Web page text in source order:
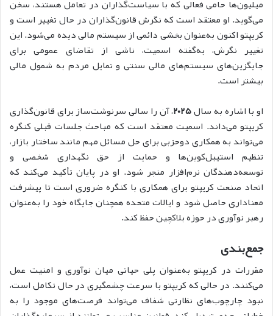
میلیون‌ها حامی فعالی که با سیاست‌گذاران در تعامل هستند، سخن
می‌گوید. او معتقد است که نگرش قانون‌گذاران در حال تغییر است و
کریپتو اکنون به‌عنوان بخشی دائمی از سیستم مالی دیده می‌شود. این
تغییر نگرش، به‌گفته اسمیت، ناشی از تقاضای عمومی برای
جایگزین‌های سیستم‌های مالی سنتی و تمایل مردم به شمول مالی
بیشتر است.
او با اشاره به سال۲۰۲۵، آن را سالی سرنوشت‌ساز برای قانون‌گذاری
کریپتو می‌داند. اسمیت معتقد است که مباحث جلسات قبلی کنگره
می‌تواند به همکاری دوحزبی برای حل مسائل مهم مانند ساختار بازار،
تنظیم استیبل‌کوین‌ها و حمایت از حق نگهداری شخصی و
توسعه‌دهندگان نرم‌افزار منجر شود. او در پایان تأکید می‌کند که
اتحاد صنعت کر‌یپتو برای همکاری با کنگره ضروری است تا پیشرفت
معناداری حاصل شود و ایالات متحده همچنان جایگاه خود را به‌عنوان
رهبر نوآوری در حوزه بلاکچین حفظ کند.
جمع‌بندی
مقررات در کریپتو به‌عنوان پلی حیاتی میان نوآوری و امنیت عمل
می‌کنند. در حالی که کر‌یپتو با سرعت چشمگیری در حال تکامل است،
نبود چارچوب‌های نظارتی شفاف می‌تواند فرصت‌های موجود را به